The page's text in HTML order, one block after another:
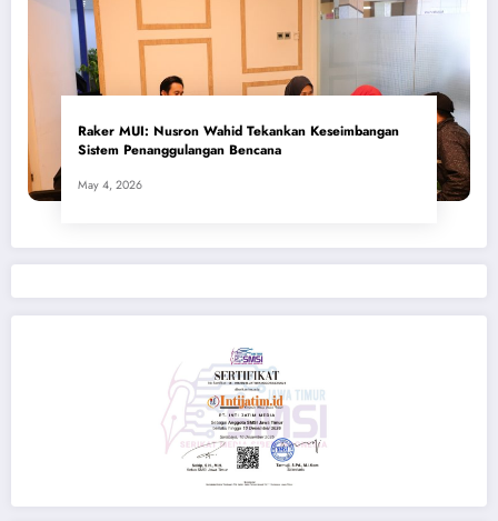
​Raker MUI: Nusron Wahid Tekankan Keseimbangan
Sistem Penanggulangan Bencana
May 4, 2026